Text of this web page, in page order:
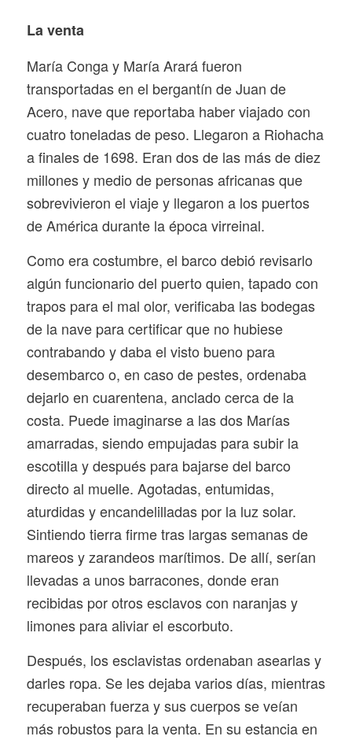
La venta
María Conga y María Arará fueron
transportadas en el bergantín de Juan de
Acero, nave que reportaba haber viajado con
cuatro toneladas de peso. Llegaron a Riohacha
a finales de 1698. Eran dos de las más de diez
millones y medio de personas africanas que
sobrevivieron el viaje y llegaron a los puertos
de América durante la época virreinal.
Como era costumbre, el barco debió revisarlo
algún funcionario del puerto quien, tapado con
trapos para el mal olor, verificaba las bodegas
de la nave para certificar que no hubiese
contrabando y daba el visto bueno para
desembarco o, en caso de pestes, ordenaba
dejarlo en cuarentena, anclado cerca de la
costa. Puede imaginarse a las dos Marías
amarradas, siendo empujadas para subir la
escotilla y después para bajarse del barco
directo al muelle. Agotadas, entumidas,
aturdidas y encandelilladas por la luz solar.
Sintiendo tierra firme tras largas semanas de
mareos y zarandeos marítimos. De allí, serían
llevadas a unos barracones, donde eran
recibidas por otros esclavos con naranjas y
limones para aliviar el escorbuto.
Después, los esclavistas ordenaban asearlas y
darles ropa. Se les dejaba varios días, mientras
recuperaban fuerza y sus cuerpos se veían
más robustos para la venta. En su estancia en